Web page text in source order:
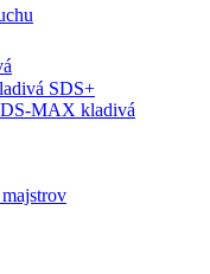
SDS+
MAX kladivá